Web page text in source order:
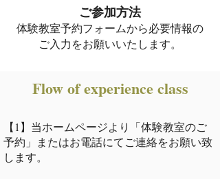
ご参加方法
体験教室予約フォームから必要情報の
ご入力をお願いいたします。
Flow of experience class
【1】当ホームページより「体験教室のご
予約」またはお電話にてご連絡をお願い致
します。